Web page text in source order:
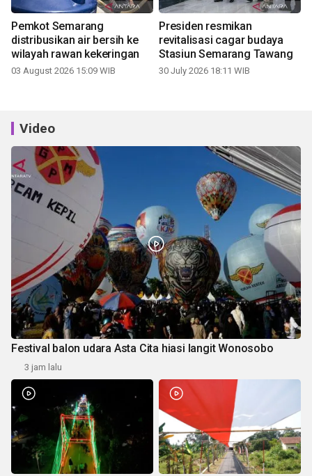
Pemkot Semarang
distribusikan air bersih ke
wilayah rawan kekeringan
03 August 2026 15:09 WIB
Presiden resmikan
revitalisasi cagar budaya
Stasiun Semarang Tawang
30 July 2026 18:11 WIB
Video
Festival balon udara Asta Cita hiasi langit Wonosobo
3 jam lalu